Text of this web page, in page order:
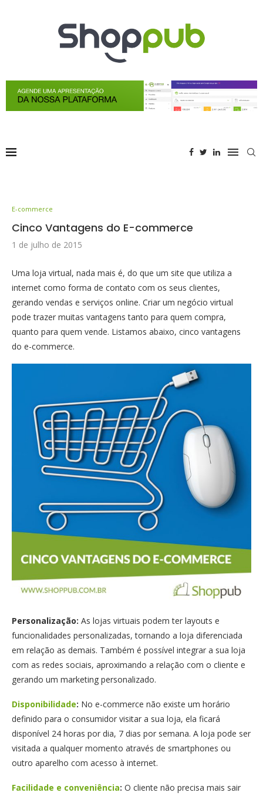
E-commerce
Cinco Vantagens do E-commerce
1 de julho de 2015
Uma loja virtual, nada mais é, do que um site que utiliza a
internet como forma de contato com os seus clientes,
gerando vendas e serviços online. Criar um negócio virtual
pode trazer muitas vantagens tanto para quem compra,
quanto para quem vende. Listamos abaixo, cinco vantagens
do e-commerce.
Personalização: As lojas virtuais podem ter layouts e
funcionalidades personalizadas, tornando a loja diferenciada
em relação as demais. Também é possível integrar a sua loja
com as redes sociais, aproximando a relação com o cliente e
gerando um marketing personalizado.
Disponibilidade: No e-commerce não existe um horário
definido para o consumidor visitar a sua loja, ela ficará
disponível 24 horas por dia, 7 dias por semana. A loja pode ser
visitada a qualquer momento através de smartphones ou
outro aparelho com acesso à internet.
Facilidade e conveniência: O cliente não precisa mais sair